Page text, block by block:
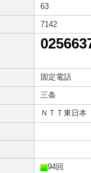
63
7142
固定電話
三条
ＮＴＴ東日本
94回